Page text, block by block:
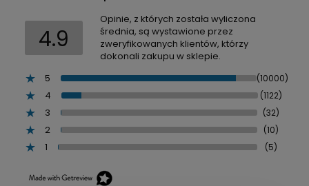
4.9
Opinie, z których została wyliczona
średnia, są wystawione przez
zweryfikowanych klientów, którzy
dokonali zakupu w sklepie.
5
(10000)
4 (1122)
3 (32)
2 (10)
1 (5)